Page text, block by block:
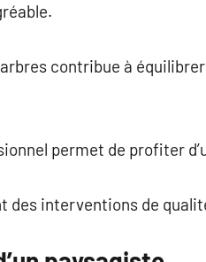
arbres contribue à
permet de profiter
des interventions de